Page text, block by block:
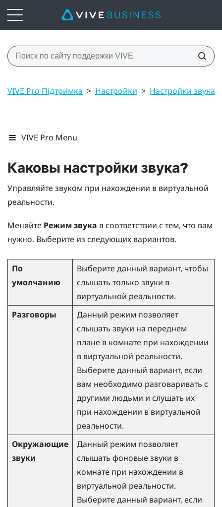
VIVE Pro Підтримка > Настройки > Настройки звука
VIVE Pro Menu
Каковы настройки звука?
Управляйте звуком при нахождении в виртуальной
реальности.
Меняйте Режим звука в соответствии с тем, что вам
нужно. Выберите из следующих вариантов.
По
умолчанию
Выберите данный вариант, чтобы
слышать только звуки в
виртуальной реальности.
Разговоры
Данный режим позволяет
слышать звуки на переднем
плане в комнате при нахождении
в виртуальной реальности.
Выберите данный вариант, если
вам необходимо разговаривать с
другими людьми и слушать их
при нахождении в виртуальной
реальности.
Окружающие
звуки
Данный режим позволяет
слышать фоновые звуки в
комнате при нахождении в
виртуальной реальности.
Выберите данный вариант, если